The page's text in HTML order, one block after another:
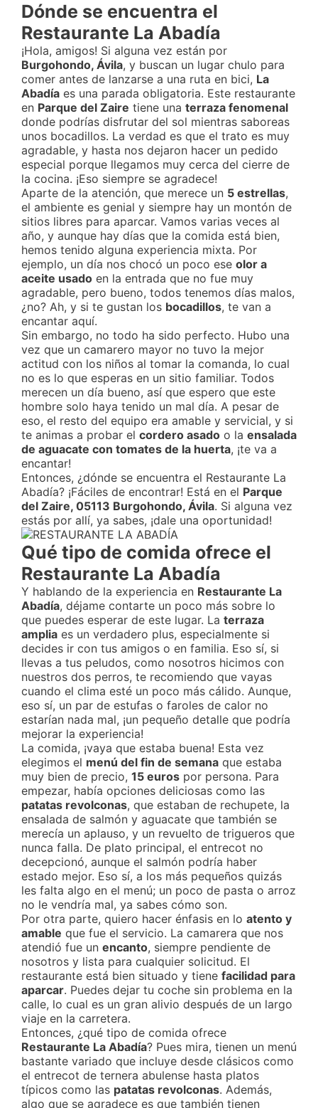
Dónde se encuentra el
Restaurante La Abadía
¡Hola, amigos! Si alguna vez están por
Burgohondo, Ávila, y buscan un lugar chulo para
comer antes de lanzarse a una ruta en bici, La
Abadía es una parada obligatoria. Este restaurante
en Parque del Zaire tiene una terraza fenomenal
donde podrías disfrutar del sol mientras saboreas
unos bocadillos. La verdad es que el trato es muy
agradable, y hasta nos dejaron hacer un pedido
especial porque llegamos muy cerca del cierre de
la cocina. ¡Eso siempre se agradece!
Aparte de la atención, que merece un 5 estrellas,
el ambiente es genial y siempre hay un montón de
sitios libres para aparcar. Vamos varias veces al
año, y aunque hay días que la comida está bien,
hemos tenido alguna experiencia mixta. Por
ejemplo, un día nos chocó un poco ese olor a
aceite usado en la entrada que no fue muy
agradable, pero bueno, todos tenemos días malos,
¿no? Ah, y si te gustan los bocadillos, te van a
encantar aquí.
Sin embargo, no todo ha sido perfecto. Hubo una
vez que un camarero mayor no tuvo la mejor
actitud con los niños al tomar la comanda, lo cual
no es lo que esperas en un sitio familiar. Todos
merecen un día bueno, así que espero que este
hombre solo haya tenido un mal día. A pesar de
eso, el resto del equipo era amable y servicial, y si
te animas a probar el cordero asado o la ensalada
de aguacate con tomates de la huerta, ¡te va a
encantar!
Entonces, ¿dónde se encuentra el Restaurante La
Abadía? ¡Fáciles de encontrar! Está en el Parque
del Zaire, 05113 Burgohondo, Ávila. Si alguna vez
estás por allí, ya sabes, ¡dale una oportunidad!
Qué tipo de comida ofrece el
Restaurante La Abadía
Y hablando de la experiencia en Restaurante La
Abadía, déjame contarte un poco más sobre lo
que puedes esperar de este lugar. La terraza
amplia es un verdadero plus, especialmente si
decides ir con tus amigos o en familia. Eso sí, si
llevas a tus peludos, como nosotros hicimos con
nuestros dos perros, te recomiendo que vayas
cuando el clima esté un poco más cálido. Aunque,
eso sí, un par de estufas o faroles de calor no
estarían nada mal, ¡un pequeño detalle que podría
mejorar la experiencia!
La comida, ¡vaya que estaba buena! Esta vez
elegimos el menú del fin de semana que estaba
muy bien de precio, 15 euros por persona. Para
empezar, había opciones deliciosas como las
patatas revolconas, que estaban de rechupete, la
ensalada de salmón y aguacate que también se
merecía un aplauso, y un revuelto de trigueros que
nunca falla. De plato principal, el entrecot no
decepcionó, aunque el salmón podría haber
estado mejor. Eso sí, a los más pequeños quizás
les falta algo en el menú; un poco de pasta o arroz
no le vendría mal, ya sabes cómo son.
Por otra parte, quiero hacer énfasis en lo atento y
amable que fue el servicio. La camarera que nos
atendió fue un encanto, siempre pendiente de
nosotros y lista para cualquier solicitud. El
restaurante está bien situado y tiene facilidad para
aparcar. Puedes dejar tu coche sin problema en la
calle, lo cual es un gran alivio después de un largo
viaje en la carretera.
Entonces, ¿qué tipo de comida ofrece
Restaurante La Abadía? Pues mira, tienen un menú
bastante variado que incluye desde clásicos como
el entrecot de ternera abulense hasta platos
típicos como las patatas revolconas. Además,
algo que se agradece es que también tienen